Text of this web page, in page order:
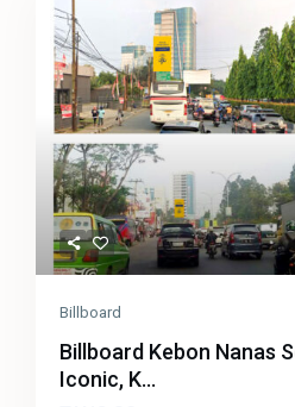
Billboard
Billboard Kebon Nanas
Iconic, K...